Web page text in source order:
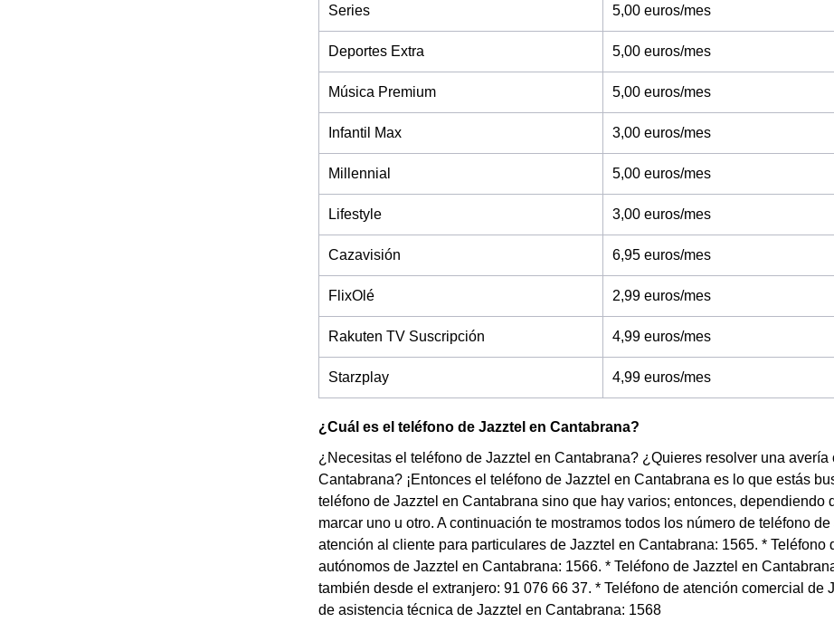
Series 5,00 euros/mes
Deportes Extra 5,00 euros/mes
Música Premium 5,00 euros/mes
Infantil Max 3,00 euros/mes
Millennial 5,00 euros/mes
Lifestyle 3,00 euros/mes
Cazavisión 6,95 euros/mes
FlixOlé 2,99 euros/mes
Rakuten TV Suscripción 4,99 euros/mes
Starzplay 4,99 euros/mes
¿Cuál es el teléfono de Jazztel en Cantabrana?
¿Necesitas el teléfono de Jazztel en Cantabrana? ¿Quieres resolver una
Cantabrana? ¡Entonces el teléfono de Jazztel en Cantabrana es lo que estás
teléfono de Jazztel en Cantabrana sino que hay varios; entonces, dependiendo
marcar uno u otro. A continuación te mostramos todos los número de teléfono
atención al cliente para particulares de Jazztel en Cantabrana: 1565. *
autónomos de Jazztel en Cantabrana: 1566. * Teléfono de Jazztel en
también desde el extranjero: 91 076 66 37. * Teléfono de atención comercial de
de asistencia técnica de Jazztel en Cantabrana: 1568